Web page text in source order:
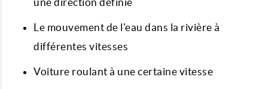
Le mouvement de l'eau dans la rivière à
différentes vitesses
Voiture roulant à une certaine vitesse